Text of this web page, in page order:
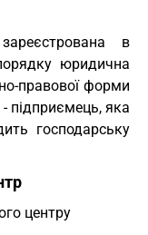
в
юридична
правової форми
підприємець, яка
господарську
центру